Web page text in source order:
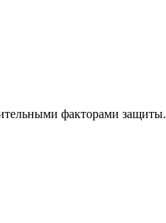
факторами защиты.